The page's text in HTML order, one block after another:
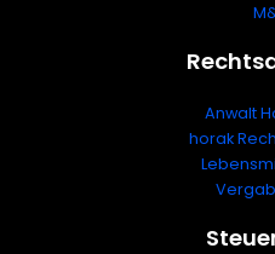
Anwalt
horak